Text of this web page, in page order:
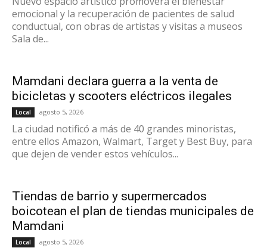
emocional y la recuperación de pacientes de salud
conductual, con obras de artistas y visitas a museos
Sala de...
Mamdani declara guerra a la venta de
bicicletas y scooters eléctricos ilegales
Local agosto 5, 2026
La ciudad notificó a más de 40 grandes minoristas,
entre ellos Amazon, Walmart, Target y Best Buy, para
que dejen de vender estos vehículos...
Tiendas de barrio y supermercados
boicotean el plan de tiendas municipales de
Mamdani
Local agosto 5, 2026